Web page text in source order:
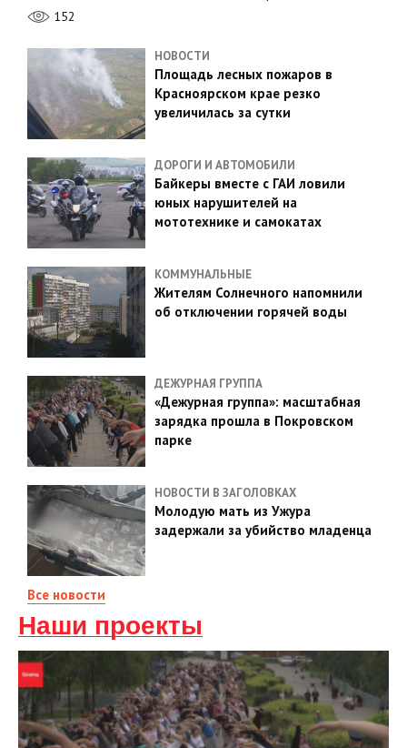
152
НОВОСТИ
Площадь лесных пожаров в
Красноярском крае резко
увеличилась за сутки
ДОРОГИ И АВТОМОБИЛИ
Байкеры вместе с ГАИ ловили
юных нарушителей на
мототехнике и самокатах
КОММУНАЛЬНЫЕ
Жителям Солнечного напомнили
об отключении горячей воды
ДЕЖУРНАЯ ГРУППА
«Дежурная группа»: масштабная
зарядка прошла в Покровском
парке
НОВОСТИ В ЗАГОЛОВКАХ
Молодую мать из Ужура
задержали за убийство младенца
Все новости
Наши проекты